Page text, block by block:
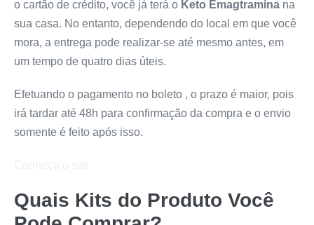
o cartão de crédito, você já terá o Keto Emagtramina na
sua casa. No entanto, dependendo do local em que você
mora, a entrega pode realizar-se até mesmo antes, em
um tempo de quatro dias úteis.
Efetuando o pagamento no boleto , o prazo é maior, pois
irá tardar até 48h para confirmação da compra e o envio
somente é feito após isso.
Quais Kits do Produto Você